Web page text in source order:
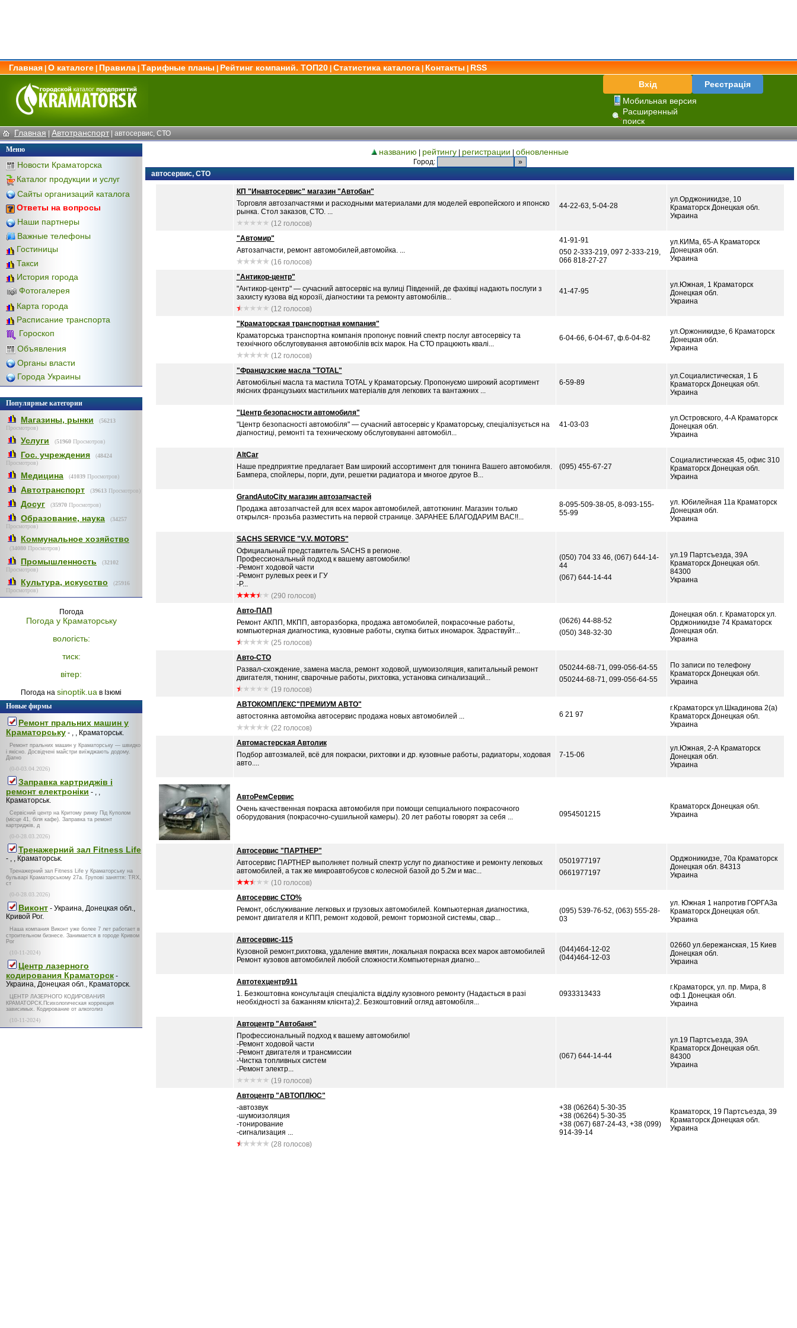
Главная О каталоге Правила Тарифные планы Рейтинг компаний. ТОП20 Статистика каталога Контакты
RSS
Вхід
Реєстрація
Мобильная версия
Расширенный
поиск
Главная | Автотранспорт| автосервис, СТО
Меню
Новости Краматорска
Каталог продукции и услуг
Сайты организаций каталога
Ответы на вопросы
Наши партнеры
Важные телефоны
Гостиницы
Такси
История города
Фотогалерея
Карта города
Расписание транспорта
Гороскоп
Объявления
Органы власти
Города Украины
Популярные категории
Магазины, рынки (56213
Просмотров)
Услуги (51960 Просмотров)
Гос. учреждения (48424
Просмотров)
Медицина (41039 Просмотров)
Автотранспорт (39613 Просмотров)
Досуг (35970 Просмотров)
Образование, наука (34257
Просмотров)
Коммунальное хозяйство
(34080 Просмотров)
Промышленность (32102
Просмотров)
Культура, искусство (25916
Просмотров)
Погода
Погода у Краматорську
вологість:
тиск:
вітер:
Погода на sinoptik.ua в Ізюмі
Новые фирмы
Ремонт пральних машин у
Краматорську - , , Краматорськ.
Ремонт пральних машин у Краматорську — швидко
і якісно. Досвідчені майстри виїжджають додому.
Діагно
(0-0-03.04.2026)
Заправка картриджів і
ремонт електроніки - , ,
Краматорськ.
Сервісний центр на Критому ринку Під Куполом
(місце 41, біля кафе). Заправка та ремонт
картриджів, д
(0-0-28.03.2026)
Тренажерний зал Fitness Life
- , , Краматорськ.
Тренажерний зал Fitness Life у Краматорську на
бульварі Краматорському 27а. Групові заняття: TRX,
ст
(0-0-28.03.2026)
Виконт - Украина, Донецкая обл.,
Кривой Рог.
Наша компания Виконт уже более 7 лет работает в
строительном бизнесе. Занимается в городе Кривом
Рог
(10-11-2024)
Центр лазерного
кодирования Краматорск -
Украина, Донецкая обл., Краматорск.
ЦЕНТР ЛАЗЕРНОГО КОДИРОВАНИЯ
КРАМАТОРСК.Психологическая коррекция
зависимых. Кодирование от алкоголиз
(10-11-2024)
названию рейтингу| регистрации обновленные
Город:
автосервис, СТО
КП "Инавтосервис" магазин "Автобан"
Торговля автозапчастями и расходными материалами для моделей европейского и японско
рынка. Стол заказов, СТО. ...
(12 голосов)
44-22-63, 5-04-28
ул.Орджоникидзе, 10
Краматорск Донецкая обл.
Украина
"Автомир"
Автозапчасти, ремонт автомобилей,автомойка. ...
(16 голосов)
41-91-91
050 2-333-219, 097 2-333-219,
066 818-27-27
ул.КИМа, 65-А Краматорск
Донецкая обл.
Украина
"Антикор-центр"
"Антикор-центр" — сучасний автосервіс на вулиці Південній, де фахівці надають послуги з
захисту кузова від корозії, діагностики та ремонту автомобілів...
(12 голосов)
41-47-95
ул.Южная, 1 Краматорск
Донецкая обл.
Украина
"Краматорская транспортная компания"
Краматорська транспортна компанія пропонує повний спектр послуг автосервісу та
технічного обслуговування автомобілів всіх марок. На СТО працюють квалі...
(12 голосов)
6-04-66, 6-04-67, ф.6-04-82
ул.Оржоникидзе, 6 Краматорск
Донецкая обл.
Украина
"Французские масла "TOTAL"
Автомобільні масла та мастила TOTAL у Краматорську. Пропонуємо широкий асортимент
якісних французьких мастильних матеріалів для легкових та вантажних ...
6-59-89
ул.Социалистическая, 1 Б
Краматорск Донецкая обл.
Украина
"Центр безопасности автомобиля"
"Центр безопасності автомобіля" — сучасний автосервіс у Краматорську, спеціалізується на
діагностиці, ремонті та техническому обслуговуванні автомобіл...
41-03-03
ул.Островского, 4-А Краматорск
Донецкая обл.
Украина
AltCar
Наше предприятие предлагает Вам широкий ассортимент для тюнинга Вашего автомобиля.
Бампера, спойлеры, порги, дуги, решетки радиатора и многое другое В...
(095) 455-67-27
Социалистическая 45, офис 310
Краматорск Донецкая обл.
Украина
GrandAutoCity магазин автозапчастей
Продажа автозапчастей для всех марок автомобилей, автотюнинг. Магазин только
открылся- прозьба разместить на первой странице. ЗАРАНЕЕ БЛАГОДАРИМ ВАС!!...
8-095-509-38-05, 8-093-155-
55-99
ул. Юбилейная 11а Краматорск
Донецкая обл.
Украина
SACHS SERVICE "V.V. MOTORS"
Официальный представитель SACHS в регионе.
Профессиональный подход к вашему автомобилю!
-Ремонт ходовой части
-Ремонт рулевых реек и ГУ
-Р...
(290 голосов)
(050) 704 33 46, (067) 644-14-
44
(067) 644-14-44
ул.19 Партсъезда, 39А
Краматорск Донецкая обл.
84300
Украина
Авто-ПАП
Ремонт АКПП, МКПП, авторазборка, продажа автомобилей, покрасочные работы,
компьютерная диагностика, кузовные работы, скупка битых иномарок. Здраствуйт...
(25 голосов)
(0626) 44-88-52
(050) 348-32-30
Донецкая обл. г. Краматорск ул.
Орджоникидзе 74 Краматорск
Донецкая обл.
Украина
Авто-СТО
Развал-схождение, замена масла, ремонт ходовой, шумоизоляция, капитальный ремонт
двигателя, тюнинг, сварочные работы, рихтовка, установка сигнализаций...
(19 голосов)
050244-68-71, 099-056-64-55
050244-68-71, 099-056-64-55
По записи по телефону
Краматорск Донецкая обл.
Украина
АВТОКОМПЛЕКС"ПРЕМИУМ АВТО"
автостоянка автомойка автосервис продажа новых автомобилей ...
(22 голосов)
6 21 97
г.Краматорск ул.Шкадинова 2(а)
Краматорск Донецкая обл.
Украина
Автомастерская Автолик
Подбор автозмалей, всё для покраски, рихтовки и др. кузовные работы, радиаторы, ходовая
авто....
7-15-06
ул.Южная, 2-А Краматорск
Донецкая обл.
Украина
АвтоРемСервис
Очень качественная покраска автомобиля при помощи сепциального покрасочного
оборудования (покрасочно-сушильной камеры). 20 лет работы говорят за себя ...
0954501215
Краматорск Донецкая обл.
Украина
Автосервис "ПАРТНЕР"
Автосервис ПАРТНЕР выполняет полный спектр услуг по диагностике и ремонту легковых
автомобилей, а так же микроавтобусов с колесной базой до 5.2м и мас...
(10 голосов)
0501977197
0661977197
Орджоникидзе, 70а Краматорск
Донецкая обл. 84313
Украина
Автосервис СТО%
Ремонт, обслуживание легковых и грузовых автомобилей. Компьютерная диагностика,
ремонт двигателя и КПП, ремонт ходовой, ремонт тормозной системы, свар...
(095) 539-76-52, (063) 555-28-
03
ул. Южная 1 напротив ГОРГАЗа
Краматорск Донецкая обл.
Украина
Автосервис-115
Кузовной ремонт,рихтовка, удаление вмятин, локальная покраска всех марок автомобилей
Ремонт кузовов автомобилей любой сложности.Компьютерная диагно...
(044)464-12-02
(044)464-12-03
02660 ул.бережанская, 15 Киев
Донецкая обл.
Украина
Автотехцентр911
1. Безкоштовна консультація спеціаліста відділу кузовного ремонту (Надається в разі
необхідності за бажанням клієнта);2. Безкоштовний огляд автомобіля...
0933313433
г.Краматорск, ул. пр. Мира, 8
оф.1 Донецкая обл.
Украина
Автоцентр "Автобаня"
Профессиональный подход к вашему автомобилю!
-Ремонт ходовой части
-Ремонт двигателя и трансмиссии
-Чистка топливных систем
-Ремонт электр...
(19 голосов)
(067) 644-14-44
ул.19 Партсъезда, 39А
Краматорск Донецкая обл.
84300
Украина
Автоцентр "АВТОПЛЮС"
-автозвук
-шумоизоляция
-тонирование
-сигнализация ...
(28 голосов)
+38 (06264) 5-30-35
+38 (06264) 5-30-35
+38 (067) 687-24-43, +38 (099)
914-39-14
Краматорск, 19 Партсъезда, 39
Краматорск Донецкая обл.
Украина